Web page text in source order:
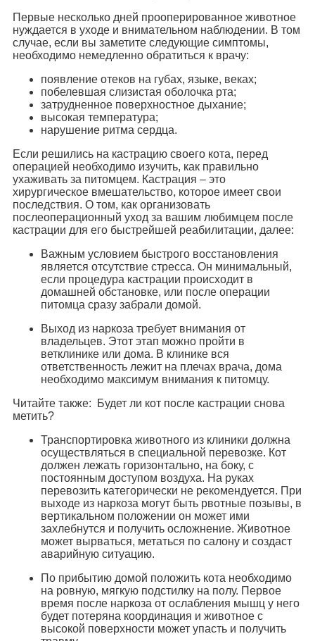
Первые несколько дней прооперированное животное
нуждается в уходе и внимательном наблюдении. В том
случае, если вы заметите следующие симптомы,
необходимо немедленно обратиться к врачу:
появление отеков на губах, языке, веках;
побелевшая слизистая оболочка рта;
затрудненное поверхностное дыхание;
высокая температура;
нарушение ритма сердца.
Если решились на кастрацию своего кота, перед
операцией необходимо изучить, как правильно
ухаживать за питомцем. Кастрация – это
хирургическое вмешательство, которое имеет свои
последствия. О том, как организовать
послеоперационный уход за вашим любимцем после
кастрации для его быстрейшей реабилитации, далее:
Важным условием быстрого восстановления
является отсутствие стресса. Он минимальный,
если процедура кастрации происходит в
домашней обстановке, или после операции
питомца сразу забрали домой.
Выход из наркоза требует внимания от
владельцев. Этот этап можно пройти в
ветклинике или дома. В клинике вся
ответственность лежит на плечах врача, дома
необходимо максимум внимания к питомцу.
Читайте также: Будет ли кот после кастрации снова
метить?
Транспортировка животного из клиники должна
осуществляться в специальной перевозке. Кот
должен лежать горизонтально, на боку, с
постоянным доступом воздуха. На руках
перевозить категорически не рекомендуется. При
выходе из наркоза могут быть рвотные позывы, в
вертикальном положении он может ими
захлебнутся и получить осложнение. Животное
может вырваться, метаться по салону и создаст
аварийную ситуацию.
По прибытию домой положить кота необходимо
на ровную, мягкую подстилку на полу. Первое
время после наркоза от ослабления мышц у него
будет потеряна координация и животное с
высокой поверхности может упасть и получить